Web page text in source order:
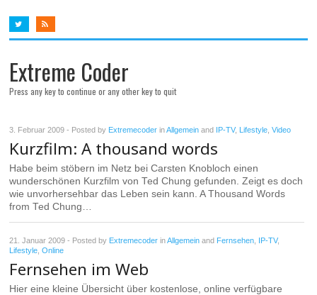
Extreme Coder
Press any key to continue or any other key to quit
3. Februar 2009 - Posted by Extremecoder inAllgemein and IP-TV, Lifestyle,Video
Kurzfilm: A thousand words
Habe beim stöbern im Netz bei Carsten Knobloch einen
wunderschönen Kurzfilm von Ted Chung gefunden. Zeigt es doch
wie unvorhersehbar das Leben sein kann. A Thousand Words
from Ted Chung…
21. Januar 2009 - Posted by Extremecoder inAllgemein and Fernsehen IP-TV,
Lifestyle ,Online
Fernsehen im Web
Hier eine kleine Übersicht über kostenlose, online verfügbare